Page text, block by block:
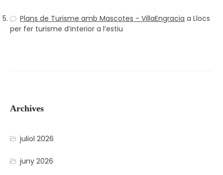
Plans de Turisme amb Mascotes - VillaEngracia aLlocs
per fer turisme d’interior a l’estiu
Archives
juliol 2026
juny 2026